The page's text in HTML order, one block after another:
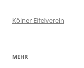
Kölner Eifelverein
MEHR